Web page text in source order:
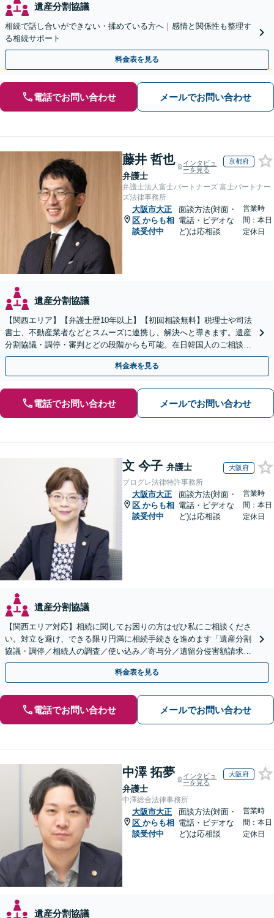
遺産分割協議
相続で話し合いができない・揉めている方へ｜感情と関係性も整理す
る相続サポート
料金表を見る
電話でお問い合わせ メールでお問い合わせ
藤井 哲也
弁護士
インタビュ
ーを見る
京都府
弁護士法人富士パートナーズ 富士パートナー
ズ法律事務所
大阪市大正
区 からも相
談受付中
面談方法(対面・
電話・ビデオな
ど)は応相談
営業時
間：本日
定休日
遺産分割協議
【関西エリア】【弁護士歴10年以上】【初回相談無料】税理士や司法
書士、不動産業者などとスムーズに連携し、解決へと導きます。遺産
分割協議・調停・審判とどの段階からも可能。在日韓国人のご相談も
対応しております【休日・夜間相談可】
料金表を見る
電話でお問い合わせ メールでお問い合わせ
文 今子 弁護士 大阪府
プログレ法律特許事務所
大阪市大正
区 からも相
談受付中
面談方法(対面・
電話・ビデオな
ど)は応相談
営業時
間：本日
定休日
遺産分割協議
【関西エリア対応】相続に関してお困りの方はぜひ私にご相談くださ
い。対立を避け、できる限り円満に相続手続きを進めます「遺産分割
協議・調停／相続人の調査／使い込み／寄与分／遺留分侵害額請求／
相続放棄（借金の相続）／遺言書作成【休日・夜間相談可】
料金表を見る
電話でお問い合わせ メールでお問い合わせ
中澤 拓夢
弁護士
インタビュ
ーを見る
大阪府
中澤総合法律事務所
大阪市大正
区 からも相
談受付中
面談方法(対面・
電話・ビデオな
ど)は応相談
営業時
間：本日
定休日
遺産分割協議